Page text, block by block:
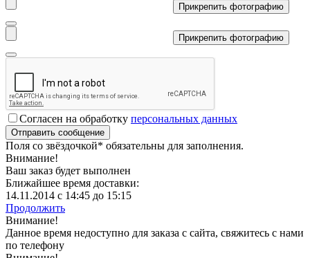
Прикрепить фотографию
Прикрепить фотографию
Согласен на обработку персональных данных
Поля со звёздочкой* обязательны для заполнения.
Внимание!
Ваш заказ будет выполнен
Ближайшее время доставки:
14.11.2014 с 14:45 до 15:15
Продолжить
Внимание!
Данное время недоступно для заказа с сайта, свяжитесь с нами
по телефону